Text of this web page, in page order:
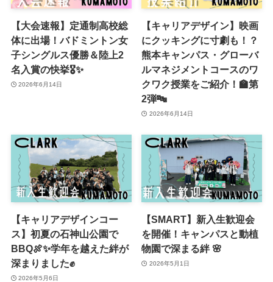
【大会速報】定通制高校総
体に出場！バドミントン女
子シングルス優勝＆陸上2
名入賞の快挙🎖✨
2026年6月14日
【キャリアデザイン】映画
にクッキングに寸劇も！？
熊本キャンパス・グローバ
ルマネジメントコースのワ
クワク授業をご紹介！🏫第
2弾🔤
2026年6月14日
【キャリアデザインコー
ス】初夏の石神山公園で
BBQ🍖✨学年を越えた絆が
深まりました✊
2026年5月6日
【SMART】新入生歓迎会
を開催！キャンパスと動植
物園で深まる絆 🌸
2026年5月1日